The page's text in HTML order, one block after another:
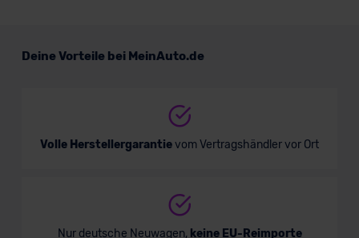
Deine Vorteile bei MeinAuto.de
Volle Herstellergarantievom Vertragshändler vor Ort
Nur deutsche Neuwagen, keine EU-Reimporte